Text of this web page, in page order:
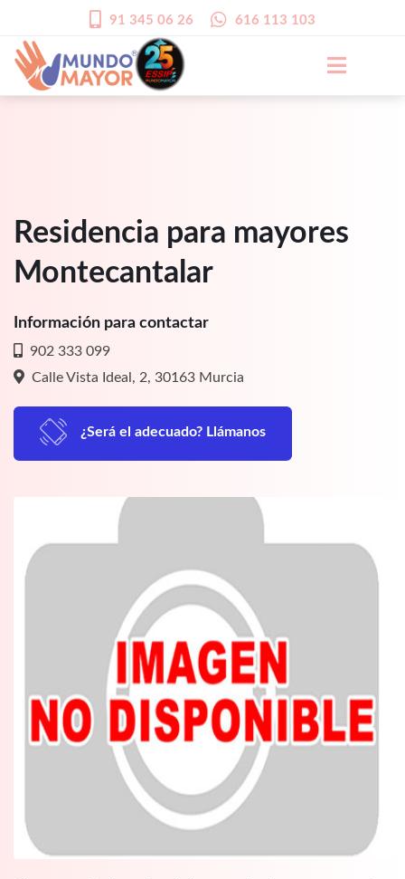
91 345 06 26 616 113 103
Residencia para mayores
Montecantalar
Información para contactar
902 333 099
Calle Vista Ideal, 2, 30163 Murcia
¿Será el adecuado? Llámanos